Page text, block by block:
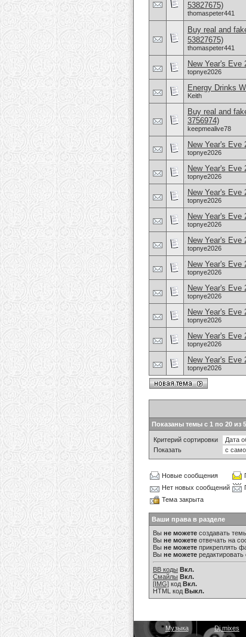
53827675)
thomaspeter441
Buy real and
53827675)
thomaspeter441
New Year's Eve
topnye2026
Energy Drinks
Keith
Buy real and
3756974)
keepmealive78
New Year's Eve
topnye2026
New Year's Eve
topnye2026
New Year's Eve
topnye2026
New Year's Eve
topnye2026
New Year's
topnye2026
New Year's Eve
topnye2026
New Year's Eve
topnye2026
New Year's Eve
topnye2026
New Year's Eve
topnye2026
New Year's
topnye2026
Показаны темы с 1 по 20 из
Критерий сортировки
Показать
Новые сообщения
Нет новых сообщений
Тема закрыта
Ваши права в разделе
Вы не можете создавать
Вы не можете отвечать на
Вы не можете прикреплять
Вы не можете
BB коды Вкл.
Смайлы Вкл.
[IMG] код Вкл.
HTML код Выкл.
Музыка Dj mixes